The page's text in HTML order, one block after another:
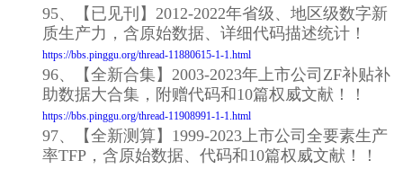
95、【已见刊】2012-2022年省级、地区级数字新
质生产力，含原始数据、详细代码描述统计！
https://bbs.pinggu.org/thread-11880615-1-1.html
96、【全新合集】2003-2023年上市公司ZF补贴补
助数据大合集，附赠代码和10篇权威文献！！
https://bbs.pinggu.org/thread-11908991-1-1.html
97、【全新测算】1999-2023上市公司全要素生产
率TFP，含原始数据、代码和10篇权威文献！！